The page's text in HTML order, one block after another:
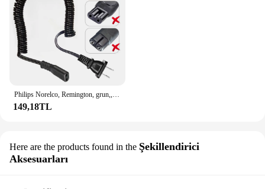
149,18TL
Here are the products found in the Şekillendirici
Aksesuarları